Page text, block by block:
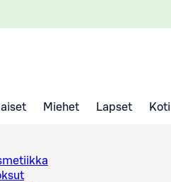
Miehet Lapset Koti